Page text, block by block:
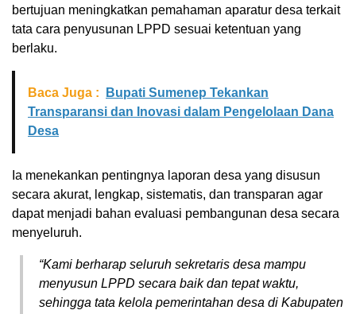
bertujuan meningkatkan pemahaman aparatur desa terkait
tata cara penyusunan LPPD sesuai ketentuan yang
berlaku.
Baca Juga :
Bupati Sumenep Tekankan
Transparansi dan Inovasi dalam Pengelolaan Dana
Desa
Ia menekankan pentingnya laporan desa yang disusun
secara akurat, lengkap, sistematis, dan transparan agar
dapat menjadi bahan evaluasi pembangunan desa secara
menyeluruh.
“Kami berharap seluruh sekretaris desa mampu
menyusun LPPD secara baik dan tepat waktu,
sehingga tata kelola pemerintahan desa di Kabupaten